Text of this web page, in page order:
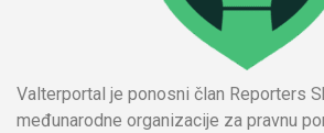
Valterportal je ponosni član Reporters
međunarodne organizacije za pravnu